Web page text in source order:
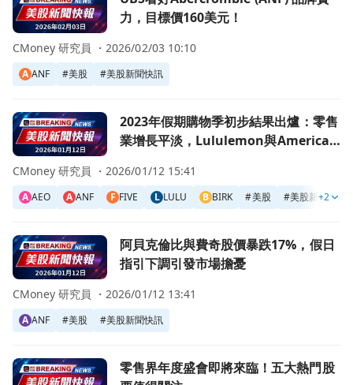
力，目標價160美元！
A ANF #美股 #美股新聞快訊
CMoney 研究員 ・2026/02/03 10:10
前往2023年假期購物季初步結果出爐：零售業增長平淡，
2023年假期購物季初步結果出爐：零售
業增長平淡，Lululemon與American
A AEO A ANF F FIVE L LULU B BIRK #美股 #美股新聞快訊
+2
CMoney 研究員 ・2026/01/12 15:41
前往阿貝克倫比與費奇股價暴跌17%，假日指引下調引發市
阿貝克倫比與費奇股價暴跌17%，假日
指引下調引發市場擔憂
A ANF #美股 #美股新聞快訊
CMoney 研究員 ・2026/01/12 13:41
前往零售界年度盛會即將來臨！五大熱門股票值得關注頁面
零售界年度盛會即將來臨！五大熱門股